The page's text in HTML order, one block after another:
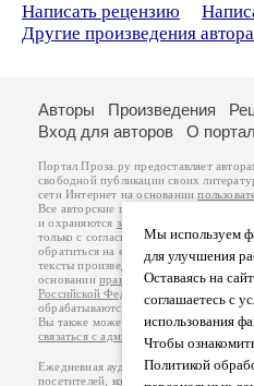
Написать рецензию
Другие произведения
Мы используем
для улучшения
Оставаясь на
соглашаетесь с
использования
Чтобы
Политикой
Авторы Произведения
Вход для авторов
О
Портал Проза.ру предоставляет
свободной публикации своих
сети Интернет на основании
Все авторские права на произведения
и охраняются законом
. Перепечатка
только с согласия его автора, к
обратиться на его авторской странице.
тексты произведений авторы несут
основанииправил публикациии
Российской Федерации
обрабатываются на основании
Вы также можете посмотреть более
связаться с администрацией
Ежедневная аудитория портала
посетителей, которые в общей сумме